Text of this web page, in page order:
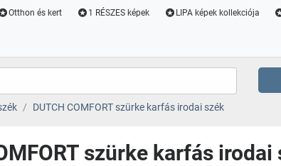
Otthon és kert 1 RÉSZES képek LIPA képek kollekciója
DUTCH COMFORT szürke karfás irodai szék
szürke karfás irodai